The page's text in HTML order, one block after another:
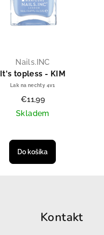
Nails.INC
It's topless - KIM
Lak na nechty 4v1
€11,99
Skladem
Do košíka
Kontakt